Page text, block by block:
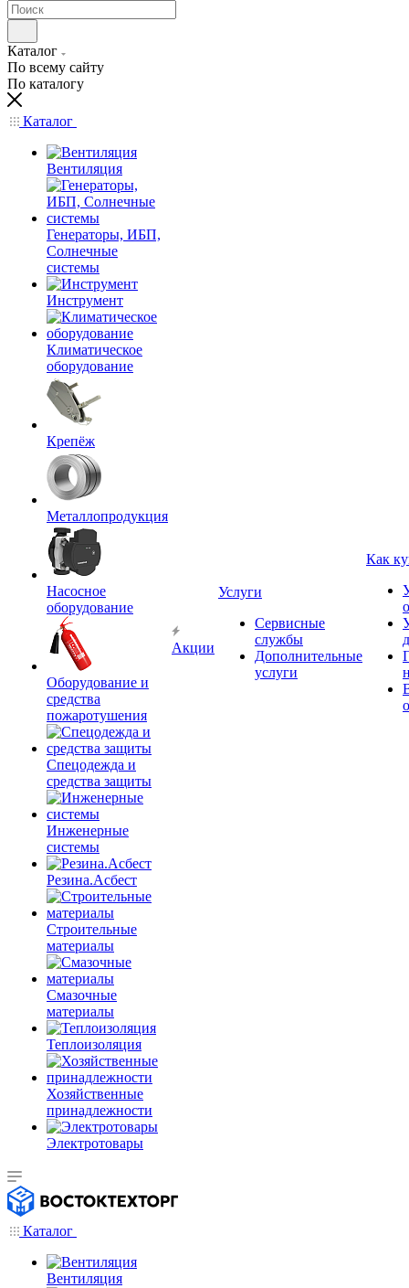
Каталог
По всему сайту
По каталогу
Каталог
Вентиляция
Генераторы, ИБП,
Солнечные
системы
Инструмент
Климатическое
оборудование
Крепёж
Металлопродукция
Насосное
оборудование
Оборудование и
средства
пожаротушения
Спецодежда и
средства защиты
Инженерные
системы
Резина.Асбест
Строительные
материалы
Смазочные
материалы
Теплоизоляция
Хозяйственные
принадлежности
Электротовары
Акции
Услуги
Сервисные
службы
Дополнительные
услуги
Как
Каталог
Вентиляция